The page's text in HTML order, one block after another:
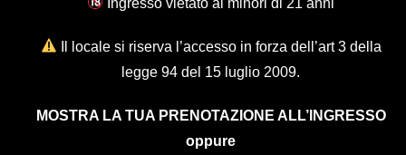
Il locale si riserva l’accesso in forza dell’art 3 della
legge 94 del 15 luglio 2009.
MOSTRA LA TUA PRENOTAZIONE ALL’INGRESSO
oppure